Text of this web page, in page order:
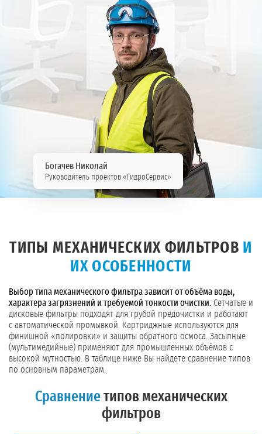
Богачев Николай
Руководитель проектов «ГидроСервис»
ТИПЫ МЕХАНИЧЕСКИХ ФИЛЬТРОВ И
ИХ ОСОБЕННОСТИ
Выбор типа механического фильтра зависит от объёма воды,
характера загрязнений и требуемой тонкости очистки. Сетчатые и
дисковые фильтры подходят для грубой предочистки и работают
с автоматической промывкой. Картриджные используются для
финишной «полировки» и защиты обратного осмоса. Засыпные
(мультимедийные) применяют для промышленных объёмов с
высокой мутностью. В таблице ниже Вы найдете сравнение типов
по основным параметрам.
Сравнениетипов механических
фильтров